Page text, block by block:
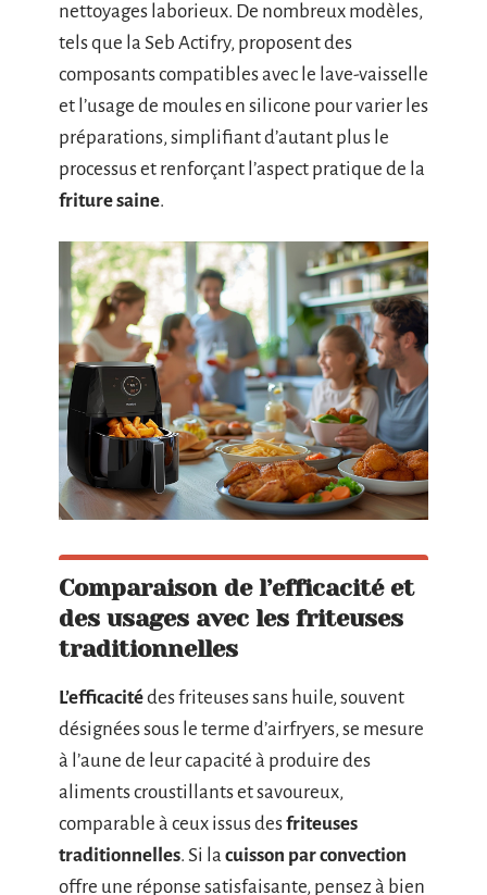
nettoyages laborieux. De nombreux modèles,
tels que la Seb Actifry, proposent des
composants compatibles avec le lave-vaisselle
et l’usage de moules en silicone pour varier les
préparations, simplifiant d’autant plus le
processus et renforçant l’aspect pratique de la
friture saine.
Comparaison de l’efficacité et
des usages avec les friteuses
traditionnelles
L’efficacitédes friteuses sans huile, souvent
désignées sous le terme d’airfryers, se mesure
à l’aune de leur capacité à produire des
aliments croustillants et savoureux,
comparable à ceux issus desfriteuses
traditionnelles. Si la cuisson par convection
offre une réponse satisfaisante, pensez à bien